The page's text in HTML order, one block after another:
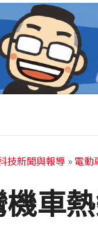
技新聞與報導 » 電動
機車